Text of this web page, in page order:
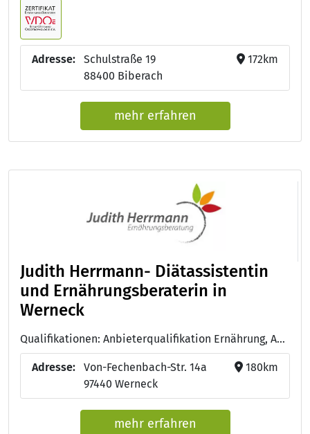
Adresse:
Schulstraße 19
88400 Biberach
172km
mehr erfahren
Judith Herrmann- Diätassistentin
und Ernährungsberaterin in
Werneck
Qualifikationen: Anbieterqualifikation Ernährung, Adipositastherapie, Individuelle Ernährungsberatung zur Vermeidung von Mangel- und Fehlernährung, Individuelle Ernährungsberatung zur Vermeidung und Reduktion von Übergewicht
Adresse:
Von-Fechenbach-Str. 14a
97440 Werneck
180km
mehr erfahren